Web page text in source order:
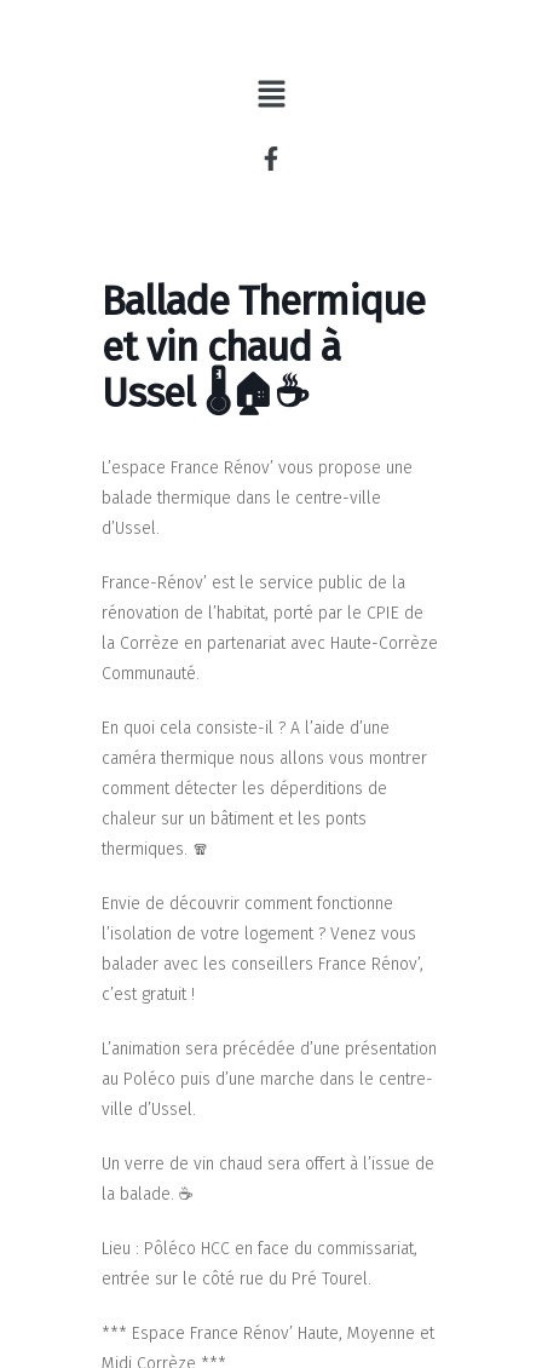
Ballade Thermique
et vin chaud à
Ussel 🌡️🏠☕
L’espace France Rénov’ vous propose une
balade thermique dans le centre-ville
d’Ussel.
France-Rénov’ est le service public de la
rénovation de l’habitat, porté par le CPIE de
la Corrèze en partenariat avec Haute-Corrèze
Communauté.
En quoi cela consiste-il ? A l’aide d’une
caméra thermique nous allons vous montrer
comment détecter les déperditions de
chaleur sur un bâtiment et les ponts
thermiques. 🧣
Envie de découvrir comment fonctionne
l’isolation de votre logement ? Venez vous
balader avec les conseillers France Rénov’,
c’est gratuit !
L’animation sera précédée d’une présentation
au Poléco puis d’une marche dans le centre-
ville d’Ussel.
Un verre de vin chaud sera offert à l’issue de
la balade. ☕
Lieu : Pôléco HCC en face du commissariat,
entrée sur le côté rue du Pré Tourel.
*** Espace France Rénov’ Haute, Moyenne et